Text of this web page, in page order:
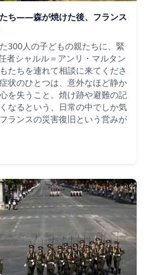
たち——森が焼けた後、フランス
300人の子どもの親たちに、緊
者シャルル＝アンリ・マルタン
たちを連れて相談に来てくださ
状のひとつは、意外なほど静か
失うこと。焼け跡や避難の記
なるという、日常の中でしか気
ランスの災害復旧という営みが